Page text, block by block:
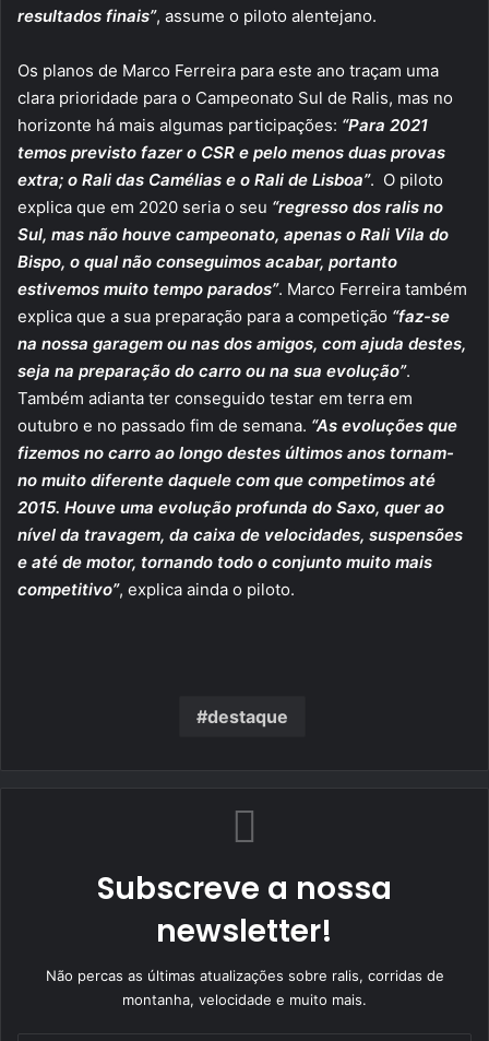
resultados finais”, assume o piloto alentejano.
Os planos de Marco Ferreira para este ano traçam uma
clara prioridade para o Campeonato Sul de Ralis, mas no
horizonte há mais algumas participações: “Para 2021
temos previsto fazer o CSR e pelo menos duas provas
extra; o Rali das Camélias e o Rali de Lisboa”. O piloto
explica que em 2020 seria o seu “regresso dos ralis no
Sul, mas não houve campeonato, apenas o Rali Vila do
Bispo, o qual não conseguimos acabar, portanto
estivemos muito tempo parados”. Marco Ferreira também
explica que a sua preparação para a competição “faz-se
na nossa garagem ou nas dos amigos, com ajuda destes,
seja na preparação do carro ou na sua evolução”.
Também adianta ter conseguido testar em terra em
outubro e no passado fim de semana. “As evoluções que
fizemos no carro ao longo destes últimos anos tornam-
no muito diferente daquele com que competimos até
2015. Houve uma evolução profunda do Saxo, quer ao
nível da travagem, da caixa de velocidades, suspensões
e até de motor, tornando todo o conjunto muito mais
competitivo”, explica ainda o piloto.
destaque
Subscreve a nossa
newsletter!
Não percas as últimas atualizações sobre ralis, corridas de
montanha, velocidade e muito mais.